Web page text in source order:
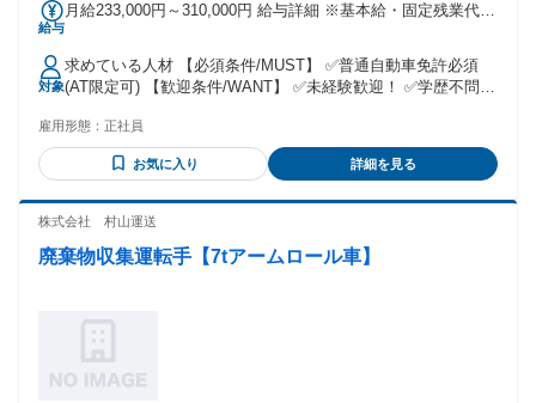
給与
月給233,000円～310,000円 給与詳細 ※基本給・固定残業代の
あり 1ヶ月あたり3万5000円（固定残業時間：1ヶ月あたり22
時間） 固定残業時間を超えた勤務時間については別途残業代
を支給する 【一律手当】 全員に一律で支払われる通勤・皆
勤・家族手当金額：なし 全員に一律で支払われるその他手当
3ヵ月間も同条件です。 ※固定残業代22時間相当分 (3万5000
円以上)を含み、 超過分は別途支給します。 ⭐賞与年3回 ⭐昇
給年1回
対象
求めている人材 【必須条件/MUST】 ✅普通自動車免許必須
(AT限定可) 【歓迎条件/WANT】 ✅未経験歓迎！ ✅学歴不問
い方 ✅フリーター/ブランクのある方 ✅Uターン・Iターン歓迎
<下記経験がある方もご活躍いただけます！> ・2t・3t・4t・
6tトラック等での配送 ・軽貨物、大型トレーラー、バス、 タ
年齢の条件と理由：あり（例外事由3号のイ・35歳以下（長期
雇用形態： 正社員
お気に入り 詳細を見る
株式会社 村山運送
廃棄物収集運転手【7tアームロール車】